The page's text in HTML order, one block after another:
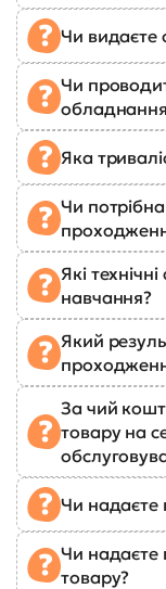
Чи видаєте
Чи
Яка
Чи
Які
навчання?
Який
За чий кошт
товару на
Чи надаєте
Чи надаєте
товару?